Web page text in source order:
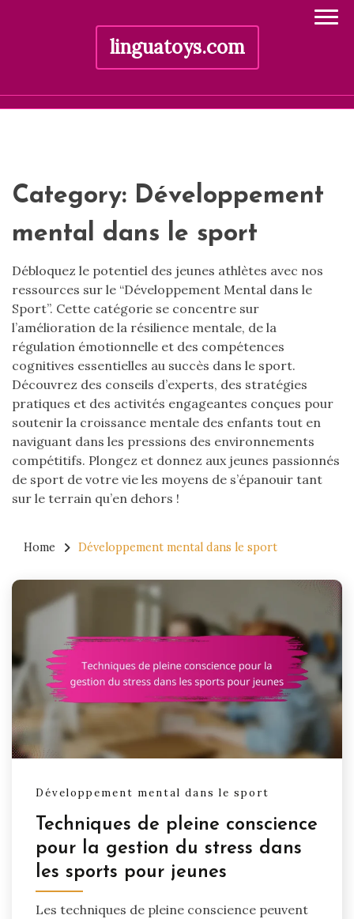
linguatoys.com
Category: Développement
mental dans le sport
Débloquez le potentiel des jeunes athlètes avec nos
ressources sur le “Développement Mental dans le
Sport”. Cette catégorie se concentre sur
l’amélioration de la résilience mentale, de la
régulation émotionnelle et des compétences
cognitives essentielles au succès dans le sport.
Découvrez des conseils d’experts, des stratégies
pratiques et des activités engageantes conçues pour
soutenir la croissance mentale des enfants tout en
naviguant dans les pressions des environnements
compétitifs. Plongez et donnez aux jeunes passionnés
de sport de votre vie les moyens de s’épanouir tant
sur le terrain qu’en dehors !
Home Développement mental dans le sport
Développement mental dans le sport
Techniques de pleine conscience
pour la gestion du stress dans
les sports pour jeunes
Les techniques de pleine conscience peuvent